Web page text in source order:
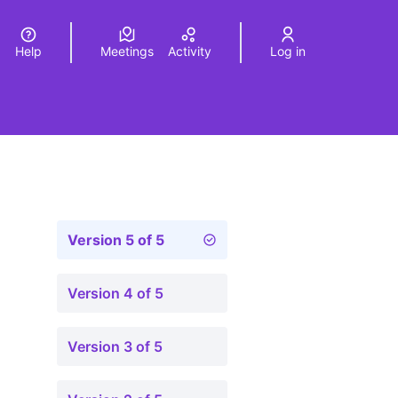
Elegir el idiomaChoose language
Help Meetings Activity Log in
Version 5 of 5
Version 4 of 5
Version 3 of 5